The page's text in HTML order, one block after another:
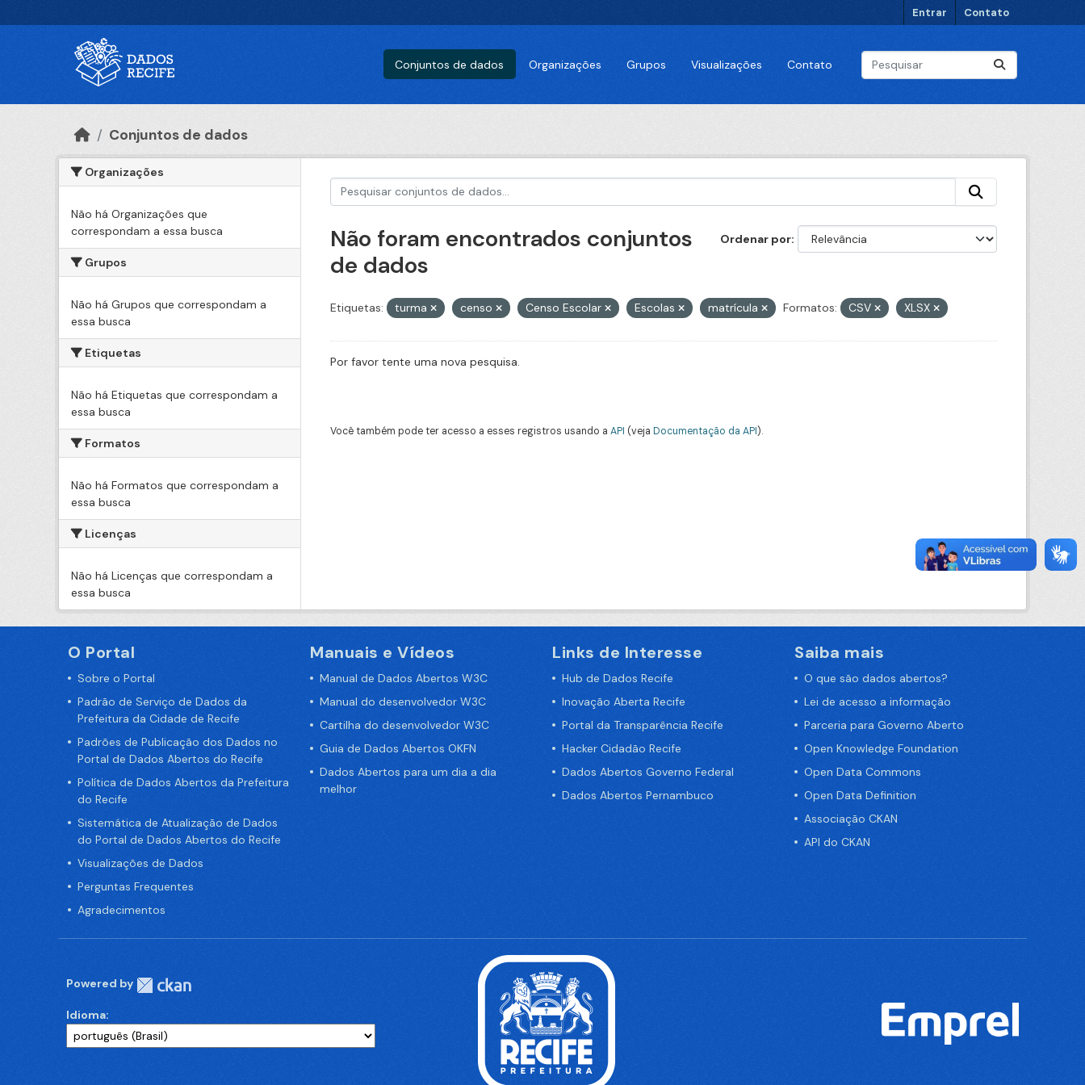
Entrar Contato
Conjuntos de dados Organizações Grupos Visualizações Contato
Conjuntos de dados
Organizações
Não há Organizações que
correspondam a essa busca
Grupos
Não há Grupos que correspondam a
essa busca
Etiquetas
Não há Etiquetas que correspondam a
essa busca
Formatos
Não há Formatos que correspondam a
essa busca
Licenças
Não há Licenças que correspondam a
essa busca
Ordenar por
Não foram encontrados conjuntos
de dados
Etiquetas: turma censo Censo Escolar Escolas matrícula Formatos: CSV XLSX
Por favor tente uma nova pesquisa.
Você também pode ter acesso a esses registros usando a API (veja Documentação da API).
O Portal
Sobre o Portal
Padrão de Serviço de Dados da
Prefeitura da Cidade de Recife
Padrões de Publicação dos Dados no
Portal de Dados Abertos do Recife
Política de Dados Abertos da Prefeitura
do Recife
Sistemática de Atualização de Dados
do Portal de Dados Abertos do Recife
Visualizações de Dados
Perguntas Frequentes
Agradecimentos
Manuais e Vídeos
Manual de Dados Abertos W3C
Manual do desenvolvedor W3C
Cartilha do desenvolvedor W3C
Guia de Dados Abertos OKFN
Dados Abertos para um dia a dia
melhor
Links de Interesse
Hub de Dados Recife
Inovação Aberta Recife
Portal da Transparência Recife
Hacker Cidadão Recife
Dados Abertos Governo Federal
Dados Abertos Pernambuco
Saiba mais
O que são dados abertos?
Lei de acesso a informação
Parceria para Governo Aberto
Open Knowledge Foundation
Open Data Commons
Open Data Definition
Associação CKAN
API do CKAN
Powered by
Idioma